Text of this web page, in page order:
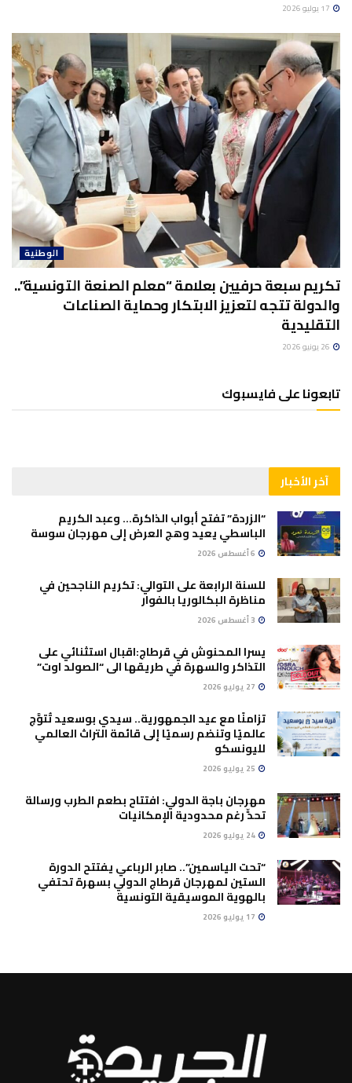
الوطنية
تكريم سبعة حرفيين بعلامة “معلم الصنعة التونسية”..
والدولة تتجه لتعزيز الابتكار وحماية الصناعات
التقليدية
تابعونا على فايسبوك
آخر الأخبار
“الزردة” تفتح أبواب الذاكرة… وعبد الكريم
الباسطي يعيد وهج العرض إلى مهرجان سوسة
للسنة الرابعة على التوالي: تكريم الناجحين في
مناظرة البكالوريا بالفوار
يسرا المحنوش في قرطاج:اقبال استثنائي على
التذاكر والسهرة في طريقها الى “الصولد اوت”
تزامنًا مع عيد الجمهورية.. سيدي بوسعيد تُتوَّج
عالميًا وتنضم رسميًا إلى قائمة التراث العالمي
لليونسكو
مهرجان باجة الدولي: افتتاح بطعم الطرب ورسالة
تحدٍّ رغم محدودية الإمكانيات
“تحت الياسمين”.. صابر الرباعي يفتتح الدورة
الستين لمهرجان قرطاج الدولي بسهرة تحتفي
بالهوية الموسيقية التونسية